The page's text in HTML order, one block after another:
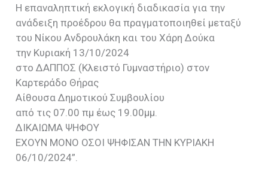
Η επαναληπτική εκλογική διαδικασία για την
ανάδειξη προέδρου θα πραγματοποιηθεί μεταξύ
του Νίκου Ανδρουλάκη και του Χάρη Δούκα
την Κυριακή 13/10/2024
στο ΔΑΠΠΟΣ (Κλειστό Γυμναστήριο) στον
Καρτεράδο Θήρας
Αίθουσα Δημοτικού Συμβουλίου
από τις 07.00 πμ έως 19.00μμ.
ΔΙΚΑΙΩΜΑ ΨΗΦΟΥ
ΕΧΟΥΝ ΜΟΝΟ ΟΣΟΙ ΨΗΦΙΣΑΝ ΤΗΝ ΚΥΡΙΑΚΗ
06/10/2024”.